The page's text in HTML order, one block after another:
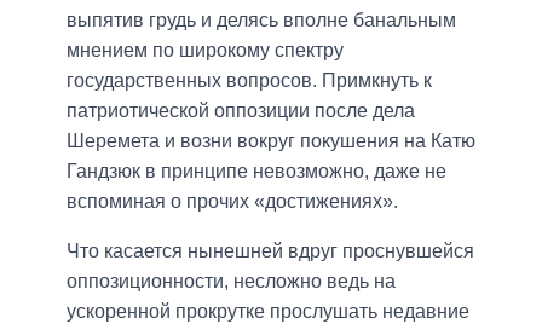
выпятив грудь и делясь вполне банальным
мнением по широкому спектру
государственных вопросов. Примкнуть к
патриотической оппозиции после дела
Шеремета и возни вокруг покушения на Катю
Гандзюк в принципе невозможно, даже не
вспоминая о прочих «достижениях».
Что касается нынешней вдруг проснувшейся
оппозиционности, несложно ведь на
ускоренной прокрутке прослушать недавние